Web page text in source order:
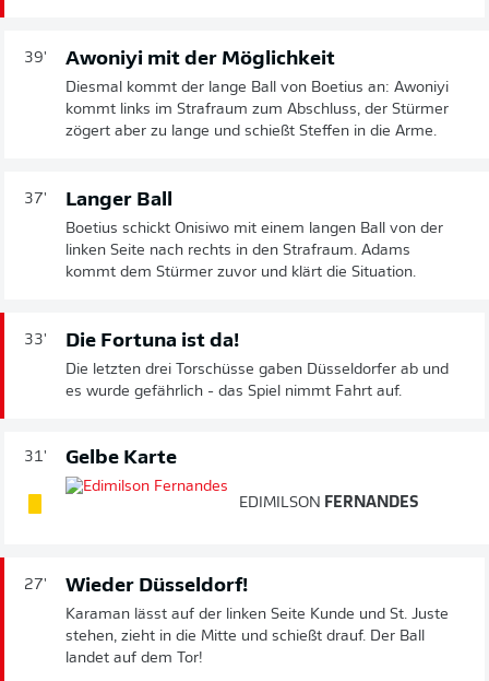
39' Awoniyi mit der Möglichkeit
Diesmal kommt der lange Ball von Boetius an: Awoniyi
kommt links im Strafraum zum Abschluss, der Stürmer
zögert aber zu lange und schießt Steffen in die Arme.
37' Langer Ball
Boetius schickt Onisiwo mit einem langen Ball von der
linken Seite nach rechts in den Strafraum. Adams
kommt dem Stürmer zuvor und klärt die Situation.
33' Die Fortuna ist da!
Die letzten drei Torschüsse gaben Düsseldorfer ab und
es wurde gefährlich - das Spiel nimmt Fahrt auf.
31' Gelbe Karte
EDIMILSON FERNANDES
27' Wieder Düsseldorf!
Karaman lässt auf der linken Seite Kunde und St. Juste
stehen, zieht in die Mitte und schießt drauf. Der Ball
landet auf dem Tor!